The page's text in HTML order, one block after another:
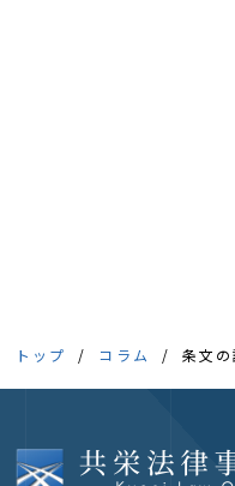
トップ コラム 条文